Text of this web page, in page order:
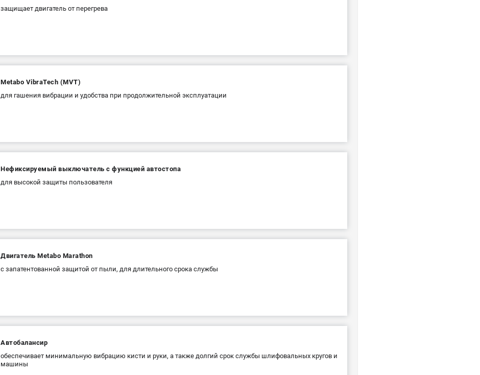
защищает двигатель от перегрева
Metabo VibraTech (MVT)
для гашения вибрации и удобства при продолжительной эксплуатации
Нефиксируемый выключатель с функцией автостопа
для высокой защиты пользователя
Двигатель Metabo Marathon
с запатентованной защитой от пыли, для длительного срока службы
Автобалансир
обеспечивает минимальную вибрацию кисти и руки, а также долгий срок службы шлифовальных кругов и
машины